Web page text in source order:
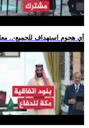
.. -أي هجوم استهداف للجميع-..